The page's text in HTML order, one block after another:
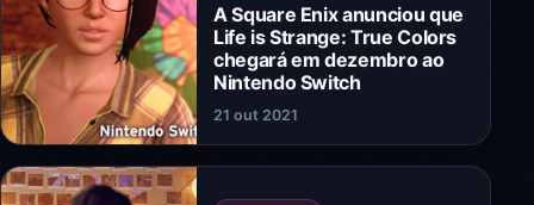
A Square Enix anunciou que
Life is Strange: True Colors
chegará em dezembro ao
Nintendo Switch
21 out 2021